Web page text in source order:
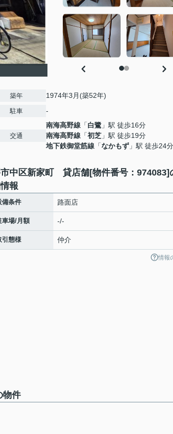
築年 1974年3月(築52年)
駐車 -
交通
南海高野線 「白鷺 」駅 徒歩16分
南海高野線 「初芝 」駅 徒歩19分
地下鉄御堂筋線 「なかもず 」駅 徒歩24分
中区新家町 貸店舗[物件番号：974083]
報
備条件 路面店
車場/月額 -/-
引態様 仲介
情報
物件